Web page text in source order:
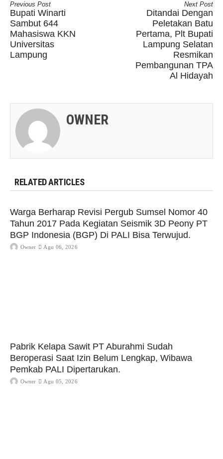
Previous Post
Bupati Winarti
Sambut 644
Mahasiswa KKN
Universitas
Lampung
Next Post
Ditandai Dengan
Peletakan Batu
Pertama, Plt Bupati
Lampung Selatan
Resmikan
Pembangunan TPA
Al Hidayah
OWNER
RELATED ARTICLES
Warga Berharap Revisi Pergub Sumsel Nomor 40
Tahun 2017 Pada Kegiatan Seismik 3D Peony PT
BGP Indonesia (BGP) Di PALI Bisa Terwujud.
Owner Agu 06, 2026
Pabrik Kelapa Sawit PT Aburahmi Sudah
Beroperasi Saat Izin Belum Lengkap, Wibawa
Pemkab PALI Dipertarukan.
Owner Agu 05, 2026